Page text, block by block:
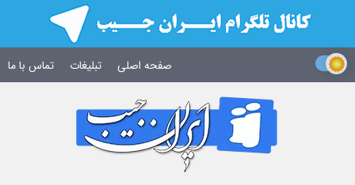
صفحه اصلی تبلیغات تماس با ما